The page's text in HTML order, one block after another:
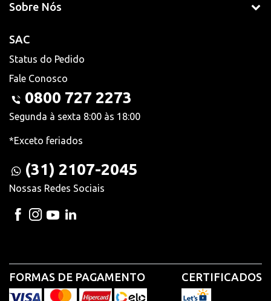
Sobre Nós
SAC
Status do Pedido
Fale Conosco
0800 727 2273
Segunda à sexta 8:00 às 18:00
*Exceto feriados
(31) 2107-2045
Nossas Redes Sociais
FORMAS DE PAGAMENTO CERTIFICADOS